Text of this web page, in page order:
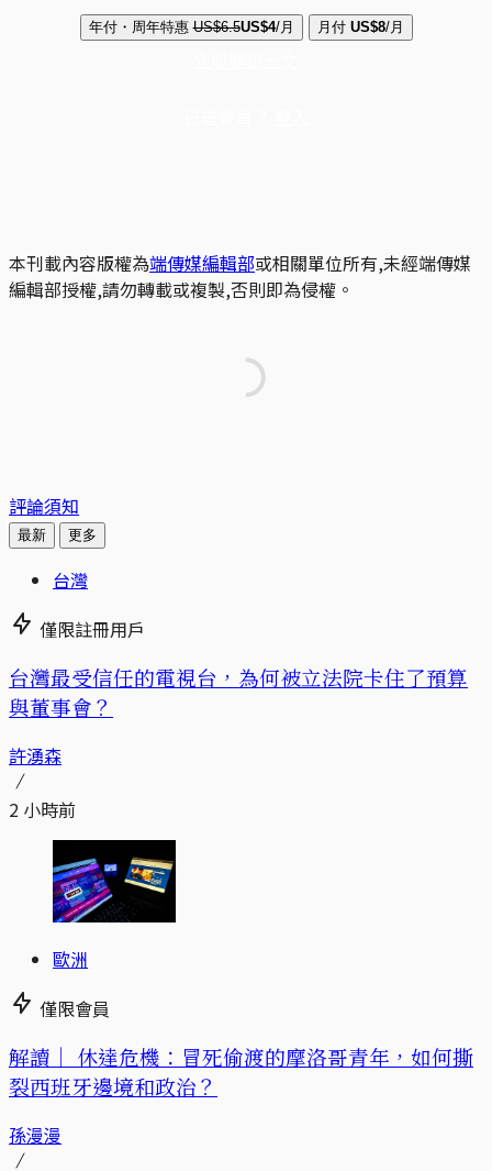
年付・周年特惠 US$6.5US$4/月 月付 US$8/月
本刊載內容版權為端傳媒編輯部或相關單位所有,未經端傳媒
編輯部授權,請勿轉載或複製,否則即為侵權。
評論須知
最新 更多
台灣
僅限註冊用戶
台灣最受信任的電視台，為何被立法院卡住了預算
與董事會？
許湧森
2 小時前
歐洲
僅限會員
解讀｜ 休達危機：冒死偷渡的摩洛哥青年，如何撕
裂西班牙邊境和政治？
孫漫漫